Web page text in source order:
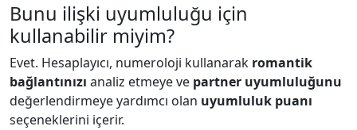
Bunu ilişki uyumluluğu için
kullanabilir miyim?
Evet. Hesaplayıcı, numeroloji kullanarak romantik
bağlantınızı analiz etmeye ve partner uyumluluğunu
değerlendirmeye yardımcı olan uyumluluk puanı
seçeneklerini içerir.